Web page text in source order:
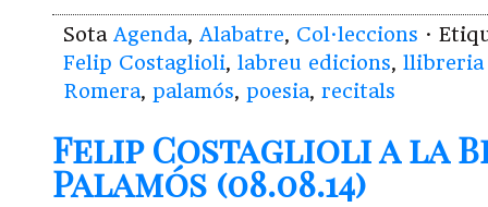
Sota Agenda, Alabatre, Col·leccions ·
Felip Costaglioli, labreu edicions, llibreria
Romera, palamós, poesia, recitals
Felip Costaglioli a la
Palamós (08.08.14)